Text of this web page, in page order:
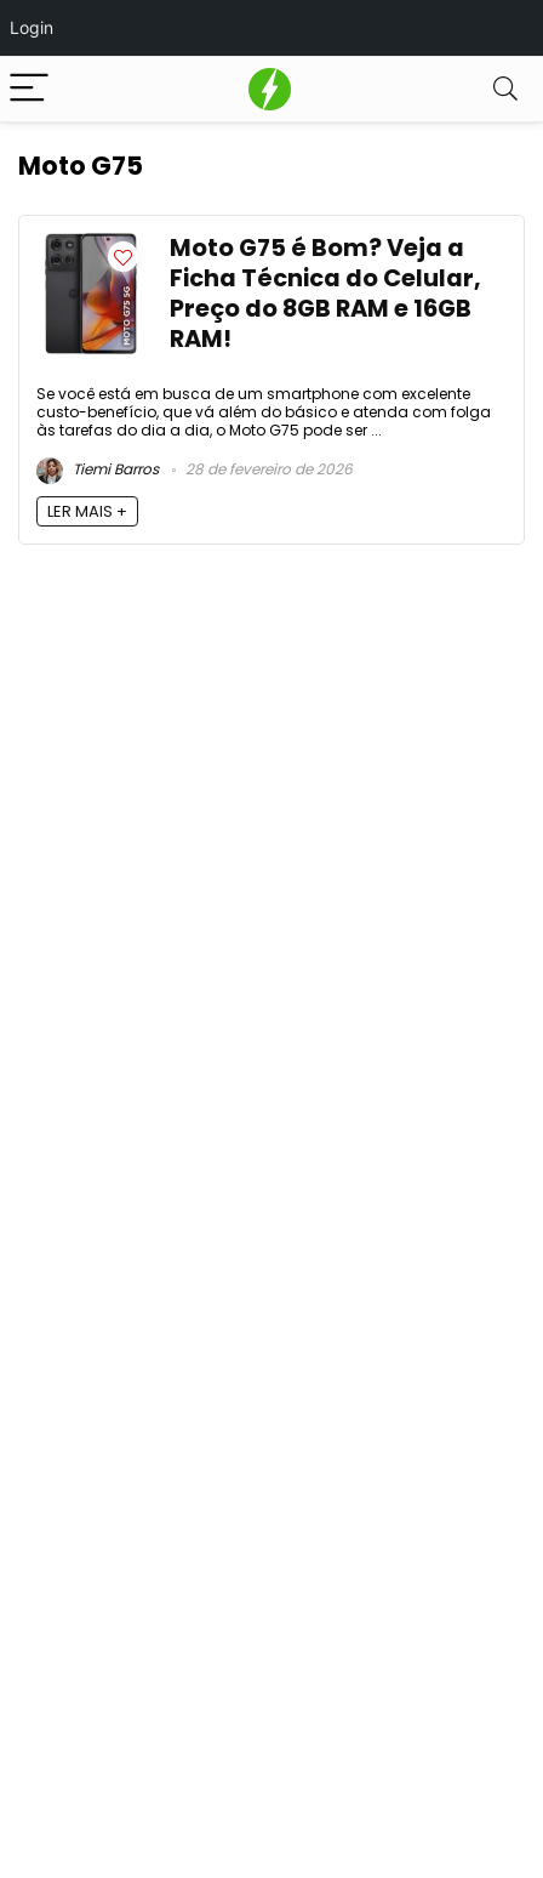
Login
Moto G75
Moto G75 é Bom? Veja a
Ficha Técnica do Celular,
Preço do 8GB RAM e 16GB
RAM!
Se você está em busca de um smartphone com excelente
custo-benefício, que vá além do básico e atenda com folga
às tarefas do dia a dia, o Moto G75 pode ser ...
Tiemi Barros
28 de fevereiro de 2026
LER MAIS +